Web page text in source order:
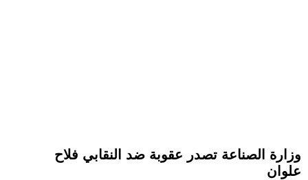
وزارة الصناعة تصدر عقوبة ضد النقابي فلاح
علوان